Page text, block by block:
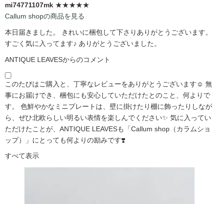
mi74771107mk ★★★★★
Callum shopの商品を見る
本日届きました。 きれいに梱包して下さりありがとうございます。
すごく気に入ってます♪ ありがとうございました。
ANTIQUE LEAVESからのコメント
このたびはご購入と、丁寧なレビューをありがとうございます☺️ 無
事にお届けでき、梱包にも安心していただけたとのこと、何よりで
す。 色鮮やかなミニプレートは、壁に掛けたり棚に飾ったりしなが
ら、ぜひ北欧らしい明るい表情を楽しんでください✨ 気に入ってい
ただけたことが、ANTIQUE LEAVESも「Callum shop（カラムショ
ップ）」にとっても何よりの励みです❣️
すべて表示